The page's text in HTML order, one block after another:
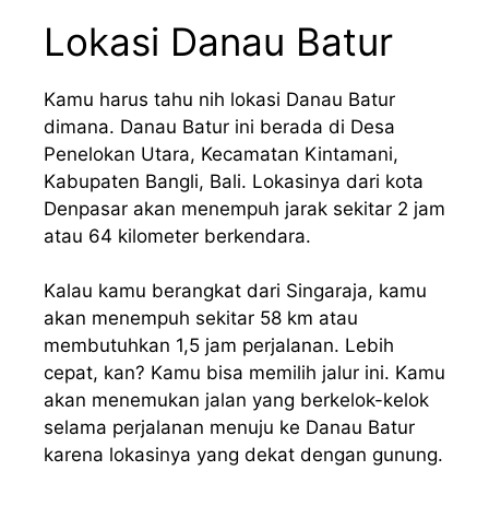
Lokasi Danau Batur
Kamu harus tahu nih lokasi Danau Batur
dimana. Danau Batur ini berada di Desa
Penelokan Utara, Kecamatan Kintamani,
Kabupaten Bangli, Bali. Lokasinya dari kota
Denpasar akan menempuh jarak sekitar 2 jam
atau 64 kilometer berkendara.
Kalau kamu berangkat dari Singaraja, kamu
akan menempuh sekitar 58 km atau
membutuhkan 1,5 jam perjalanan. Lebih
cepat, kan? Kamu bisa memilih jalur ini. Kamu
akan menemukan jalan yang berkelok-kelok
selama perjalanan menuju ke Danau Batur
karena lokasinya yang dekat dengan gunung.